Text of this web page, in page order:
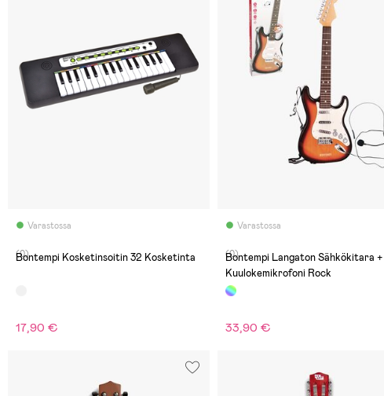
Varastossa
(0)
Bontempi Kosketinsoitin 32 Kosketinta
17,90 €
Varastossa
(0)
Bontempi Langaton Sähkökitara +
Kuulokemikrofoni Rock
33,90 €